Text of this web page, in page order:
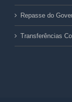
Repasse do
Transferências